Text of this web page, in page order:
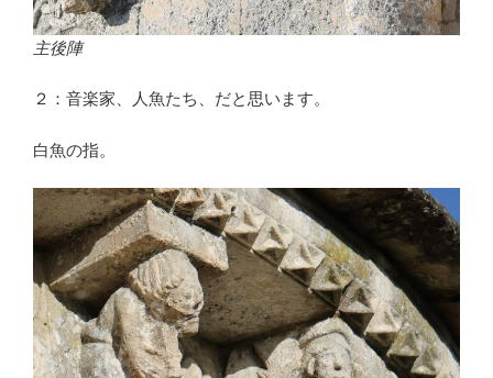
主後陣
２：音楽家、人魚たち、だと思います。
白魚の指。